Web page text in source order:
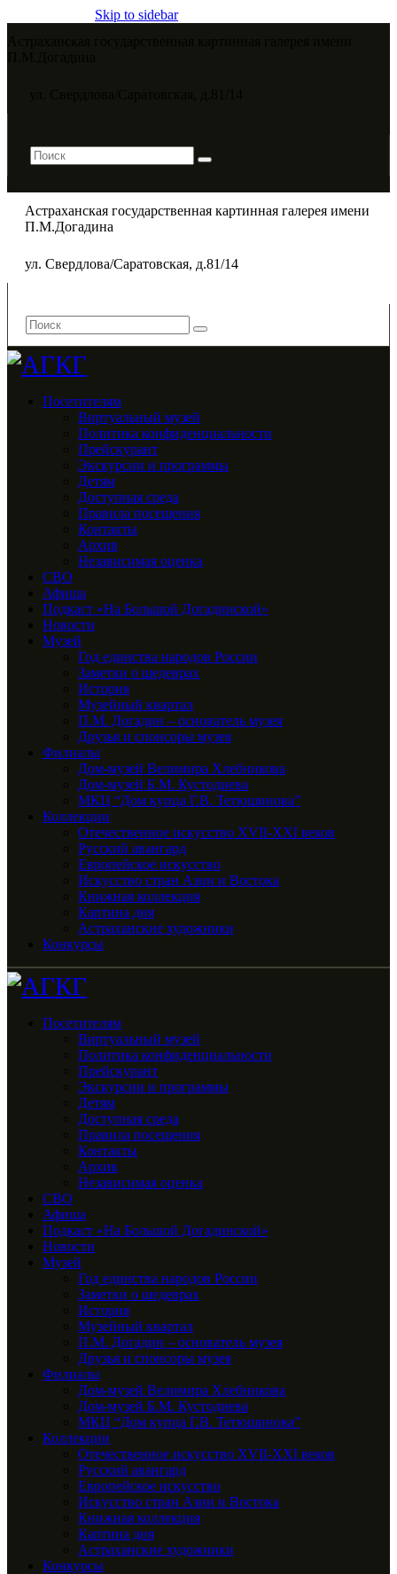
Skip to sidebar
Астраханская государственная картинная галерея имени
П.М.Догадина​
ул. Свердлова/Саратовская, д.81/14
Посетителям
Виртуальный музей
Политика конфиденциальности
Прейскурант
Экскурсии и программы
Детям
Доступная среда
Правила посещения
Контакты
Архив
Независимая оценка
СВО
Афиша
Подкаст «На Большой Догадинской»
Новости
Музей
Год единства народов России
Заметки о шедеврах
История
Музейный квартал
П.М. Догадин – основатель музея
Друзья и спонсоры музея
Филиалы
Дом-музей Велимира Хлебникова
Дом-музей Б.М. Кустодиева
МКЦ “Дом купца Г.В. Тетюшинова”
Коллекции
Отечественное искусство XVII-XXI веков
Русский авангард
Европейское искусство
Искусство стран Азии и Востока
Книжная коллекция
Картина дня
Астраханские художники
Конкурсы
Посетителям
Виртуальный музей
Политика конфиденциальности
Прейскурант
Экскурсии и программы
Детям
Доступная среда
Правила посещения
Контакты
Архив
Независимая оценка
СВО
Афиша
Подкаст «На Большой Догадинской»
Новости
Музей
Год единства народов России
Заметки о шедеврах
История
Музейный квартал
П.М. Догадин – основатель музея
Друзья и спонсоры музея
Филиалы
Дом-музей Велимира Хлебникова
Дом-музей Б.М. Кустодиева
МКЦ “Дом купца Г.В. Тетюшинова”
Коллекции
Отечественное искусство XVII-XXI веков
Русский авангард
Европейское искусство
Искусство стран Азии и Востока
Книжная коллекция
Картина дня
Астраханские художники
Конкурсы